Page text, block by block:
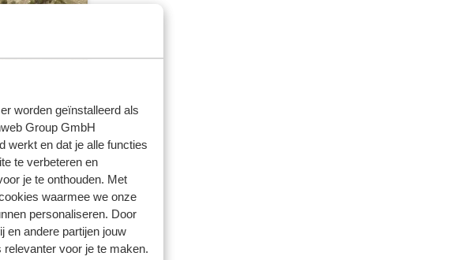
worden geïnstalleerd als
Group GmbH
werkt en dat je alle functies
te verbeteren en
je te onthouden. Met
waarmee we onze
personaliseren. Door
en andere partijen jouw
voor je te maken.